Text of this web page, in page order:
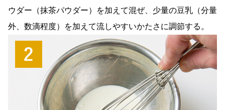
ウダー（抹茶パウダー）を加えて混ぜ、少量の豆乳（分量
外、数滴程度）を加えて流しやすいかたさに調節する。